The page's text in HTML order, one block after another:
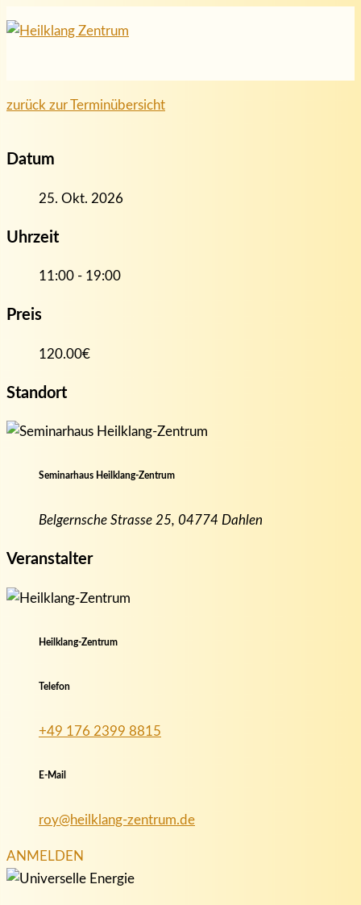
Inhalt
Hauptmenü
zurück zur Terminübersicht
Datum
25. Okt. 2026
Uhrzeit
11:00 - 19:00
Preis
120.00€
Standort
Seminarhaus Heilklang-Zentrum
Belgernsche Strasse 25, 04774 Dahlen
Veranstalter
Heilklang-Zentrum
Telefon
+49 176 2399 8815
E-Mail
roy@heilklang-zentrum.de
ANMELDEN